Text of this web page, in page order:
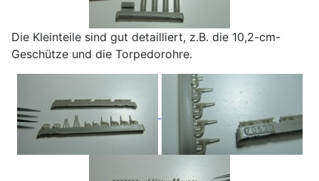
Die Kleinteile sind gut detailliert, z.B. die 10,2-cm-
Geschütze und die Torpedorohre.